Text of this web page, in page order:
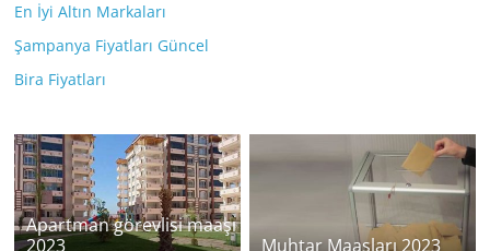
En İyi Altın Markaları
Şampanya Fiyatları Güncel
Bira Fiyatları
Apartman görevlisi maaşı
2023
Muhtar Maaşları 2023